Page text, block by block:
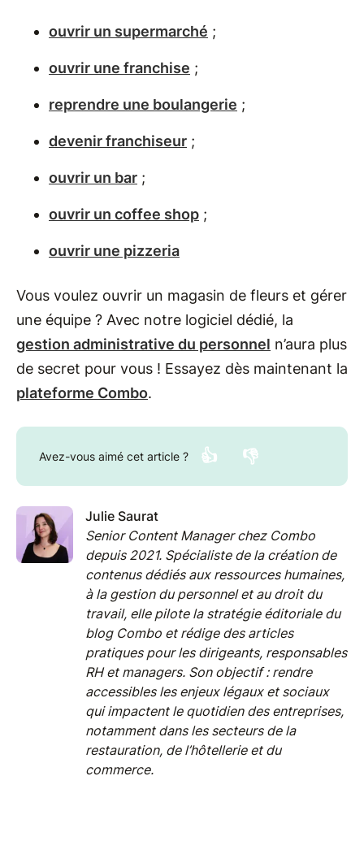
ouvrir un supermarché ;
ouvrir une franchise ;
reprendre une boulangerie ;
devenir franchiseur ;
ouvrir un bar ;
ouvrir un coffee shop ;
ouvrir une pizzeria
Vous voulez ouvrir un magasin de fleurs et gérer
une équipe ? Avec notre logiciel dédié, la
gestion administrative du personnel n’aura plus
de secret pour vous ! Essayez dès maintenant la
plateforme Combo.
Avez-vous aimé cet article ? 👍 👎
Julie Saurat
Senior Content Manager chez Combo
depuis 2021. Spécialiste de la création de
contenus dédiés aux ressources humaines,
à la gestion du personnel et au droit du
travail, elle pilote la stratégie éditoriale du
blog Combo et rédige des articles
pratiques pour les dirigeants, responsables
RH et managers. Son objectif : rendre
accessibles les enjeux légaux et sociaux
qui impactent le quotidien des entreprises,
notamment dans les secteurs de la
restauration, de l’hôtellerie et du
commerce.